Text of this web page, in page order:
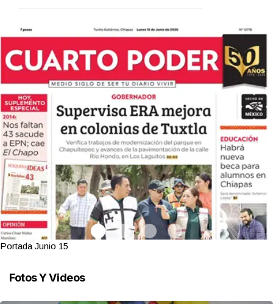
Portada Junio 15
Fotos Y Videos